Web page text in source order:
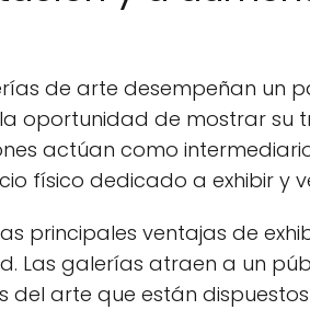
de arte desempeñan un
oportunidad de mostrar su
actúan como
físico dedicado a exhibir y
principales ventajas de
Las galerías atraen a un
del arte que están